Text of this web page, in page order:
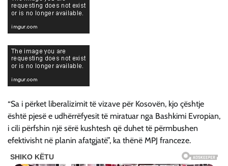
“Sa i përket liberalizimit të vizave për Kosovën, kjo çështje
është pjesë e udhërrëfyesit të miratuar nga Bashkimi Evropian,
i cili përfshin një sërë kushtesh që duhet të përmbushen
efektivisht në planin afatgjatë”, ka thënë MPJ franceze.